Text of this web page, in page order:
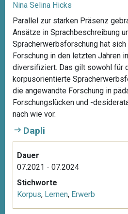
Nina Selina Hicks
Parallel zur starken Präsenz
Ansätze in Sprachbeschreibung
Spracherwerbsforschung hat
Forschung in den letzten Jahren
diversifiziert. Das gilt sowohl für
korpusorientierte
die angewandte Forschung in
Forschungslücken und -
nach wie vor.
Dapli
Dauer
07.2021 - 07.2024
Stichworte
Korpus, Lernen, Erwerb